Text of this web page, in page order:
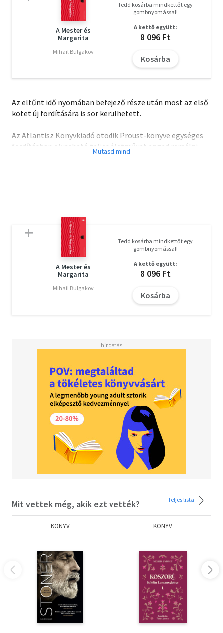
A Mester és
Margarita
Mihail Bulgakov
Tedd kosárba mindkettőt egy
gombnyomással!
A kettő együtt:
8 096 Ft
Kosárba
Az eltűnt idő nyomában befejező része után most az első
kötet új fordítására is sor kerülhetett.
Az Atlantisz Könyvkiadó ötödik Proust-könyve egységes
fordításban olvasható teljes életművet enged remélni.
tartanak, bármi legyen is a sorsunk. Velük pedig a halál
sem olyan keserű, nem olyan dicstelen, talán nem is
annyira valószínű."
Részlet a fordító utószavából:
" A "Swann-rész" kapcsán feltétlenül szeretném
elmondani: az újrafordítást nem az előző
másként és másnak látunk egy-egy nagy művet
meg azt is, hogy változnak az elvárások, a módszerek (...)
Az első kötet az én olvasatomban - és remélhetőleg
tolmácsolásomban is - mindenekelőtt a család könyve:
azé a közegé, amelyben a nehezen meghatározható
életkorú narrátor még csak felnövőben van, alakul, és
próbálja a felnőttek elvárásait megérteni, vagy éppen
elszakadna tőlük."
Jancsó Júlia műfordító 2015-ben Tengelyi László-díjat
A Mester és
Margarita
Mihail Bulgakov
Tedd kosárba mindkettőt egy
gombnyomással!
A kettő együtt:
8 096 Ft
Kosárba
Mit vettek még, akik ezt vették? Teljes lista
KÖNYV KÖNYV